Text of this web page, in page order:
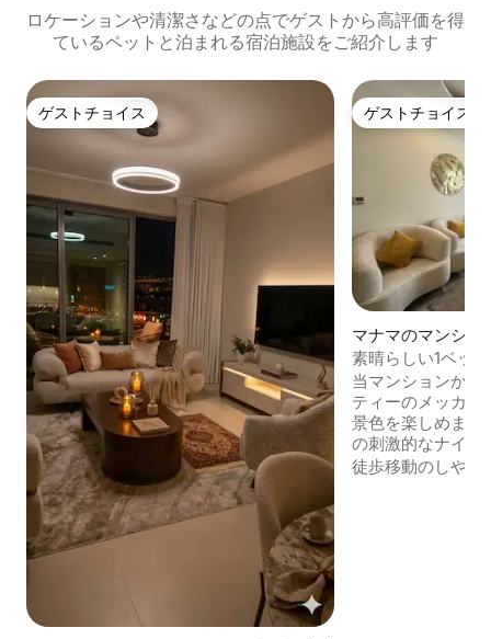
ロケーションや清潔さなどの点でゲストから高評価を得
ているペットと泊まれる宿泊施設をご紹介します
ゲストチョイス
ゲストチョイス ゲストチョイス
ゲストチョイス
マナマのマンショ
ト
素晴らしい1ベッ
20階、ジム、プー
当マンションから
ティーのメッカが
景色を楽しめます
の刺激的なナイト
ショッピングモー
徒歩移動のしやす